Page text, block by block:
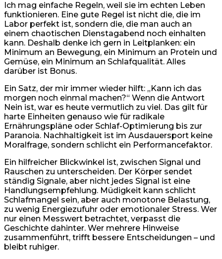
Ich mag einfache Regeln, weil sie im echten Leben
funktionieren. Eine gute Regel ist nicht die, die im
Labor perfekt ist, sondern die, die man auch an
einem chaotischen Dienstagabend noch einhalten
kann. Deshalb denke ich gern in Leitplanken: ein
Minimum an Bewegung, ein Minimum an Protein und
Gemüse, ein Minimum an Schlafqualität. Alles
darüber ist Bonus.
Ein Satz, der mir immer wieder hilft: „Kann ich das
morgen noch einmal machen?“ Wenn die Antwort
Nein ist, war es heute vermutlich zu viel. Das gilt für
harte Einheiten genauso wie für radikale
Ernährungspläne oder Schlaf-Optimierung bis zur
Paranoia. Nachhaltigkeit ist im Ausdauersport keine
Moralfrage, sondern schlicht ein Performancefaktor.
Ein hilfreicher Blickwinkel ist, zwischen Signal und
Rauschen zu unterscheiden. Der Körper sendet
ständig Signale, aber nicht jedes Signal ist eine
Handlungsempfehlung. Müdigkeit kann schlicht
Schlafmangel sein, aber auch monotone Belastung,
zu wenig Energiezufuhr oder emotionaler Stress. Wer
nur einen Messwert betrachtet, verpasst die
Geschichte dahinter. Wer mehrere Hinweise
zusammenführt, trifft bessere Entscheidungen – und
bleibt ruhiger.